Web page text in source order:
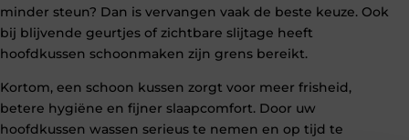
minder steun? Dan is vervangen vaak de beste keuze. Ook
bij blijvende geurtjes of zichtbare slijtage heeft
hoofdkussen schoonmaken zijn grens bereikt.
Kortom, een schoon kussen zorgt voor meer frisheid,
betere hygiëne en fijner slaapcomfort. Door uw
hoofdkussen wassen serieus te nemen en op tijd te